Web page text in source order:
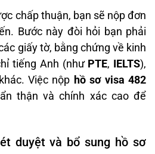
chấp thuận, bạn sẽ nộp đơn
Bước này đòi hỏi bạn phải
giấy tờ, bằng chứng về kinh
tiếng Anh (như PTE, IELTS),
Việc nộp hồ sơ visa 482
thận và chính xác cao để
duyệt và bổ sung hồ sơ